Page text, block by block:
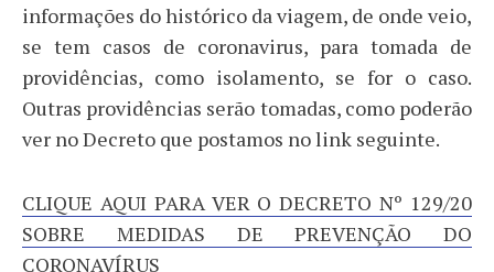
informações do histórico da viagem, de onde veio,
se tem casos de coronavirus, para tomada de
providências, como isolamento, se for o caso.
Outras providências serão tomadas, como poderão
ver no Decreto que postamos no link seguinte.
CLIQUE AQUI PARA VER O DECRETO Nº 129/20
SOBRE MEDIDAS DE PREVENÇÃO DO
CORONAVÍRUS